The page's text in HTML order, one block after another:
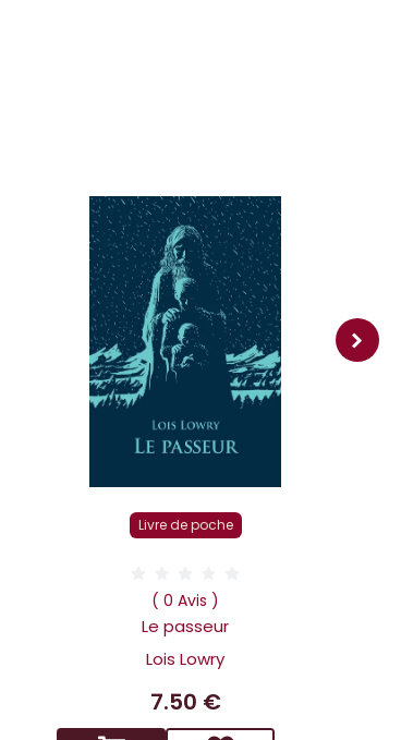
Livre de poche
( 0 Avis )
Le passeur
Lois Lowry
7.50 €